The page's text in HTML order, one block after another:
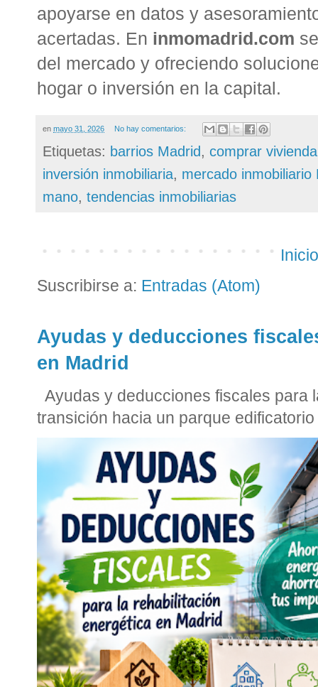
apoyarse en datos y
acertadas. En inmomadrid.com
del mercado y ofreciendo
hogar o inversión en la capital.
en mayo 31, 2026 No hay comentarios:
Etiquetas: barrios Madrid, comprar
inversión inmobiliaria, mercado inmobiliario
mano, tendencias inmobiliarias
Inicio
Suscribirse a: Entradas (Atom)
Ayudas y deducciones
en Madrid
Ayudas y deducciones fiscales para
transición hacia un parque